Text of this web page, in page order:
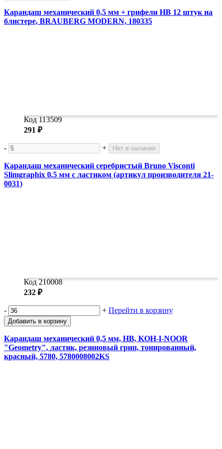
Карандаш механический 0,5 мм + грифели HB 12 штук на
блистере, BRAUBERG MODERN, 180335
Код 113509
291 ₽
- + Нет в наличии
Карандаш механический серебристый Bruno Visconti
Slimgraphix 0.5 мм с ластиком (артикул производителя 21-
0031)
Код 210008
232 ₽
- + Перейти в корзину
Добавить в корзину
Карандаш механический 0,5 мм, HB, KOH-I-NOOR
"Geometry", ластик, резиновый грип, тонированный,
красный, 5780, 5780008002KS